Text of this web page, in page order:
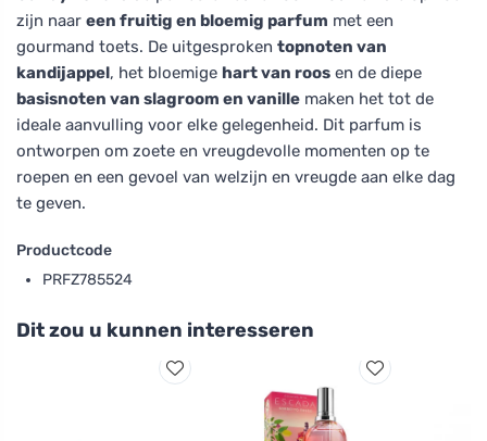
zijn naar een fruitig en bloemig parfum met een
gourmand toets. De uitgesproken topnoten van
kandijappel, het bloemige hart van roos en de diepe
basisnoten van slagroom en vanille maken het tot de
ideale aanvulling voor elke gelegenheid. Dit parfum is
ontworpen om zoete en vreugdevolle momenten op te
roepen en een gevoel van welzijn en vreugde aan elke dag
te geven.
Productcode
PRFZ785524
Dit zou u kunnen interesseren